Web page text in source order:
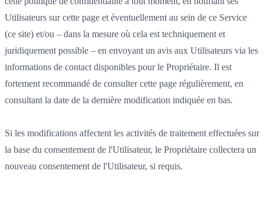
Utilisateurs sur cette page et éventuellement au sein de ce Service
(ce site) et/ou – dans la mesure où cela est techniquement et
juridiquement possible – en envoyant un avis aux Utilisateurs via les
informations de contact disponibles pour le Propriétaire. Il est
fortement recommandé de consulter cette page régulièrement, en
consultant la date de la dernière modification indiquée en bas.
Si les modifications affectent les activités de traitement effectuées sur
la base du consentement de l'Utilisateur, le Propriétaire collectera un
nouveau consentement de l'Utilisateur, si requis.